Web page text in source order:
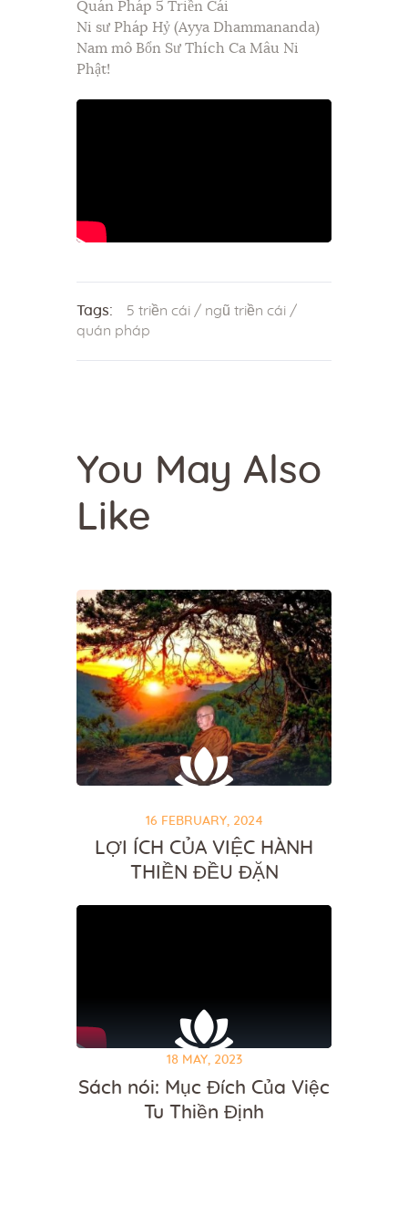
Quán Pháp 5 Triền Cái
Ni sư Pháp Hỷ (Ayya Dhammananda)
Nam mô Bổn Sư Thích Ca Mâu Ni
Phật!
Tags: 5 triền cái/ ngũ triền cái/
quán pháp
You May Also
Like
16 FEBRUARY, 2024
LỢI ÍCH CỦA VIỆC HÀNH
THIỀN ĐỀU ĐẶN
18 MAY, 2023
Sách nói: Mục Đích Của Việc
Tu Thiền Định